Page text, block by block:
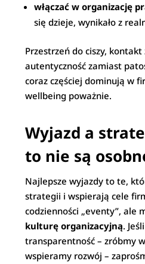
włączać w organizację
się dzieje, wynikało z
Przestrzeń do ciszy,
autentyczność zamiast
coraz częściej dominują w
wellbeing poważnie.
Wyjazd a
to nie są
Najlepsze wyjazdy to te,
strategii i wspierają cele
codzienności „eventy”, ale
kulturę organizacyjną.
transparentność – zróbmy
wspieramy rozwój –